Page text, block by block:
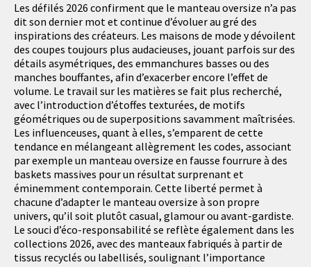
Les défilés 2026 confirment que le manteau oversize n’a pas
dit son dernier mot et continue d’évoluer au gré des
inspirations des créateurs. Les maisons de mode y dévoilent
des coupes toujours plus audacieuses, jouant parfois sur des
détails asymétriques, des emmanchures basses ou des
manches bouffantes, afin d’exacerber encore l’effet de
volume. Le travail sur les matières se fait plus recherché,
avec l’introduction d’étoffes texturées, de motifs
géométriques ou de superpositions savamment maîtrisées.
Les influenceuses, quant à elles, s’emparent de cette
tendance en mélangeant allègrement les codes, associant
par exemple un manteau oversize en fausse fourrure à des
baskets massives pour un résultat surprenant et
éminemment contemporain. Cette liberté permet à
chacune d’adapter le manteau oversize à son propre
univers, qu’il soit plutôt casual, glamour ou avant-gardiste.
Le souci d’éco-responsabilité se reflète également dans les
collections 2026, avec des manteaux fabriqués à partir de
tissus recyclés ou labellisés, soulignant l’importance